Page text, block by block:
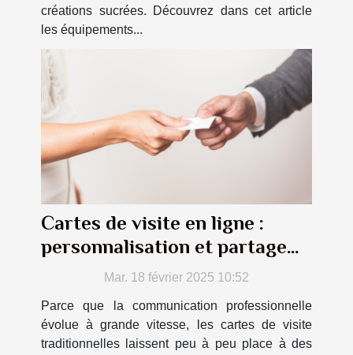
créations sucrées. Découvrez dans cet article
les équipements...
Cartes de visite en ligne :
personnalisation et partage
instantané !Mar. 18 février 2025 10:52
Parce que la communication professionnelle
évolue à grande vitesse, les cartes de visite
traditionnelles laissent peu à peu place à des